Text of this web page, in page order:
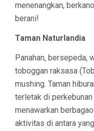
menenangkan,
berani!
Taman Naturlandia
Panahan, bersepeda,
toboggan raksasa
mushing. Taman
terletak di
menawarkan
aktivitas di antara